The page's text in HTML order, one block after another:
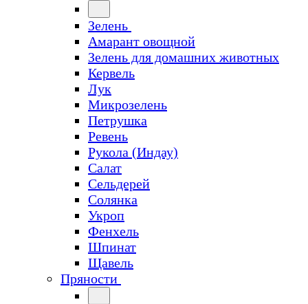
Зелень
Амарант овощной
Зелень для домашних животных
Кервель
Лук
Микрозелень
Петрушка
Ревень
Рукола (Индау)
Салат
Сельдерей
Солянка
Укроп
Фенхель
Шпинат
Щавель
Пряности